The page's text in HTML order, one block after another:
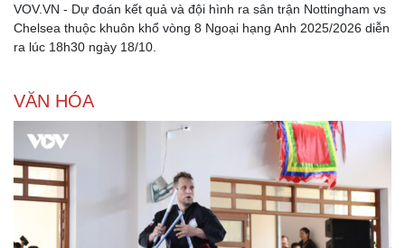
Doanh nghiệp 24h
Doanh nhân
Vì cộng đồng
Tin Công nghệ
Trải nghiệm
VOV.VN - Dự đoán kết quả và đội hình ra sân trận Nottingham vs
Chelsea thuộc khuôn khổ vòng 8 Ngoại hạng Anh 2025/2026 diễn
ra lúc 18h30 ngày 18/10.
VĂN HÓA